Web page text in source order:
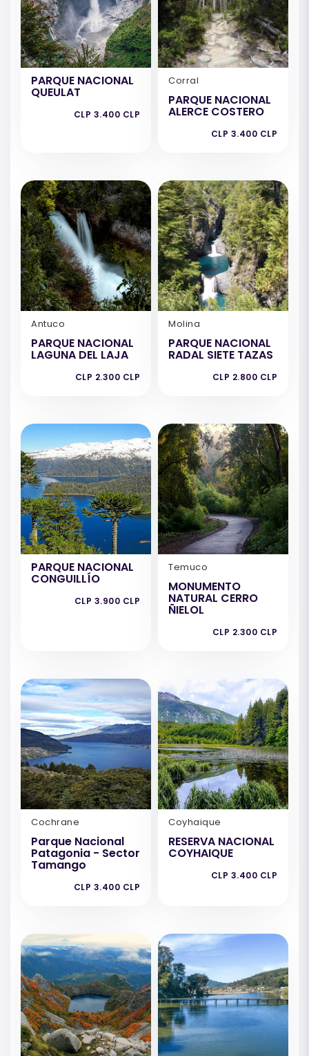
PARQUE NACIONAL
QUEULAT
CLP 3.400 CLP
Corral
PARQUE NACIONAL
ALERCE COSTERO
CLP 3.400 CLP
Antuco
PARQUE NACIONAL
LAGUNA DEL LAJA
CLP 2.300 CLP
Molina
PARQUE NACIONAL
RADAL SIETE TAZAS
CLP 2.800 CLP
PARQUE NACIONAL
CONGUILLÍO
CLP 3.900 CLP
Temuco
MONUMENTO
NATURAL CERRO
ÑIELOL
CLP 2.300 CLP
Cochrane
Parque Nacional
Patagonia - Sector
Tamango
CLP 3.400 CLP
Coyhaique
RESERVA NACIONAL
COYHAIQUE
CLP 3.400 CLP